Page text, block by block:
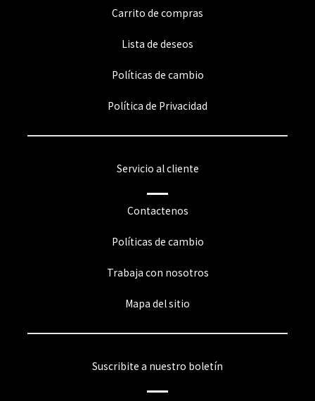
Carrito de compras
Lista de deseos
Políticas de cambio
Política de Privacidad
Servicio al cliente
Contactenos
Políticas de cambio
Trabaja con nosotros
Mapa del sitio
Suscribite a nuestro boletín